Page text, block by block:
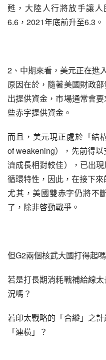
甦，大陸人行將放手讓
6.6，2021年底前升至6.3。
2、中期來看，美元正在進
原因在於，隨著美國財政
出提供資金，市場通常會
些赤字提供資金。
而且，美元現正處於「結
of weakening），先前得
濟成長相對較佳），已出
循環特性，因此，在接下
尤其，美國雙赤字仍將不
了，除非啓動戰爭。
但G2兩個核武大國打得起
若是打長期消耗戰補給線
況嗎？
若印太戰略的「合縱」之
「連橫」？